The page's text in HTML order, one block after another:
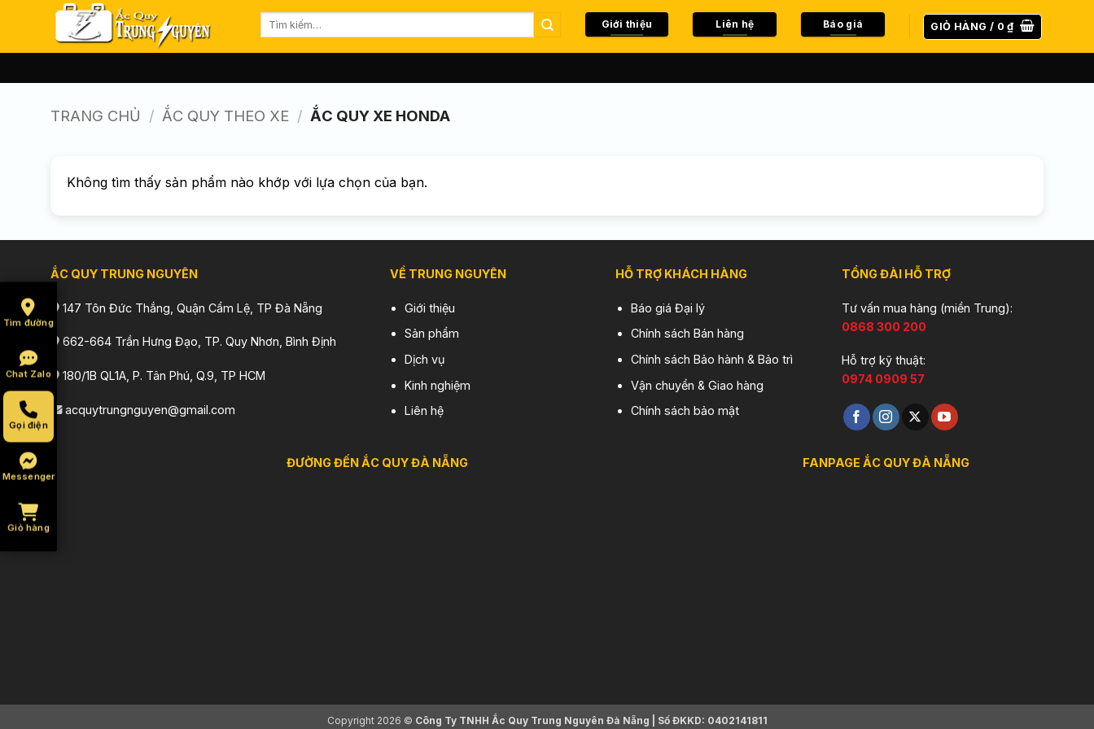
nội
Tìm
Giới thiệu Liên hệ Báo giá GIỎ HÀNG / 0₫
TRANG CHỦ / ẮC QUY THEO XE / ẮC QUY XE HONDA
Không tìm thấy sản phẩm nào khớp với lựa chọn của bạn.
ẮC QUY TRUNG NGUYÊN
147 Tôn Đức Thắng, Quận Cẩm Lệ, TP Đà Nẵng
662-664 Trần Hưng Đạo, TP. Quy Nhơn, Bình Định
180/1B QL1A, P. Tân Phú, Q.9, TP HCM
acquytrungnguyen@gmail.com
VỀ TRUNG NGUYÊN
Giới thiệu
Sản phẩm
Dịch vụ
Kinh nghiệm
Liên hệ
HỖ TRỢ KHÁCH HÀNG
Báo giá Đại lý
Chính sách Bán hàng
Chính sách Bảo hành & Bảo trì
Vận chuyển & Giao hàng
Chính sách bảo mật
TỔNG ĐÀI HỖ TRỢ
Tư vấn mua hàng (miền Trung):
0868 300 200
Hỗ trợ kỹ thuật:
0974 0909 57
ĐƯỜNG ĐẾN ẮC QUY ĐÀ NẴNG FANPAGE ẮC QUY ĐÀ NẴNG
Copyright 2026 © Công Ty TNHH Ắc Quy Trung Nguyên Đà Nẵng | Số ĐKKD: 0402141811
Tìm đường
Chat Zalo
Gọi điện
Messenger
Giỏ hàng